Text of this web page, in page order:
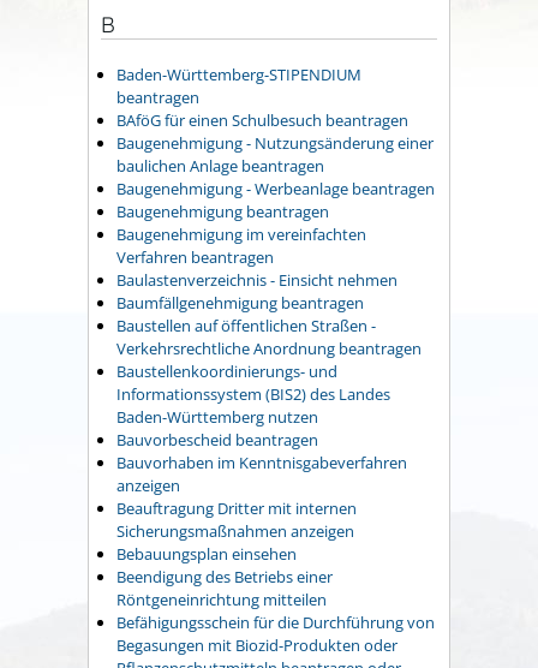
B
Baden-Württemberg-STIPENDIUM
beantragen
BAföG für einen Schulbesuch beantragen
Baugenehmigung - Nutzungsänderung einer
baulichen Anlage beantragen
Baugenehmigung - Werbeanlage beantragen
Baugenehmigung beantragen
Baugenehmigung im vereinfachten
Verfahren beantragen
Baulastenverzeichnis - Einsicht nehmen
Baumfällgenehmigung beantragen
Baustellen auf öffentlichen Straßen -
Verkehrsrechtliche Anordnung beantragen
Baustellenkoordinierungs- und
Informationssystem (BIS2) des Landes
Baden-Württemberg nutzen
Bauvorbescheid beantragen
Bauvorhaben im Kenntnisgabeverfahren
anzeigen
Beauftragung Dritter mit internen
Sicherungsmaßnahmen anzeigen
Bebauungsplan einsehen
Beendigung des Betriebs einer
Röntgeneinrichtung mitteilen
Befähigungsschein für die Durchführung von
Begasungen mit Biozid-Produkten oder